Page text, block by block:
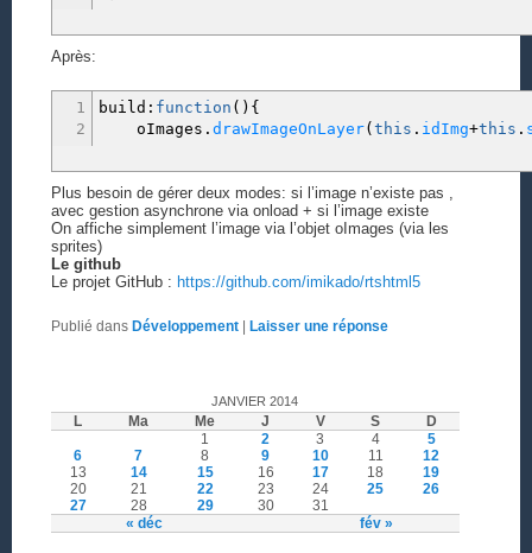
Après:
1
2
build : function ( ) {
oImages. drawImageOnLayer( this . idImg+this .
Plus besoin de gérer deux modes: si l’image n’existe pas ,
avec gestion asynchrone via onload + si l’image existe
On affiche simplement l’image via l’objet oImages (via les
sprites)
Le github
Le projet GitHub : https://github.com/imikado/rtshtml5
Publié dans Développement Laisser une réponse
JANVIER 2014
L Ma Me J V S D
« déc fév »
1 2 3 4
5
6
7 8 9 10 11
12
13
14 15 16 17 18
19
20
21 22 23 24 25
26
27
28 29 30 31